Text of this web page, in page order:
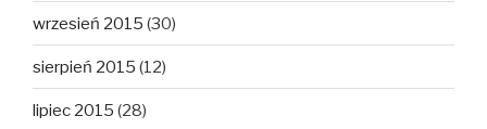
wrzesień 2015 (30)
sierpień 2015 (12)
lipiec 2015 (28)